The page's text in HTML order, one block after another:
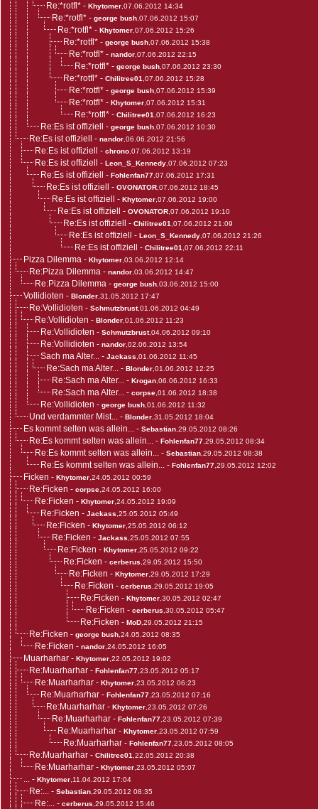
Re:*rotfl* - Khytomer ,07.06.2012 14:34
Re:*rotfl* - george bush ,07.06.2012 15:07
Re:*rotfl* - Khytomer ,07.06.2012 15:26
Re:*rotfl* - george bush ,07.06.2012 15:38
Re:*rotfl* - nandor ,07.06.2012 22:15
Re:*rotfl* - george bush ,07.06.2012 23:30
Re:*rotfl* - Chilitree01 ,07.06.2012 15:28
Re:*rotfl* - george bush ,07.06.2012 15:39
Re:*rotfl* - Khytomer ,07.06.2012 15:31
Re:*rotfl* - Chilitree01 ,07.06.2012 16:23
Re:Es ist offiziell - george bush ,07.06.2012 10:30
Re:Es ist offiziell - nandor ,06.06.2012 21:56
Re:Es ist offiziell - chrono ,07.06.2012 13:19
Re:Es ist offiziell - Leon_S_Kennedy ,07.06.2012 07:23
Re:Es ist offiziell - Fohlenfan77 ,07.06.2012 17:31
Re:Es ist offiziell - OVONATOR ,07.06.2012 18:45
Re:Es ist offiziell - Khytomer ,07.06.2012 19:00
Re:Es ist offiziell - OVONATOR ,07.06.2012 19:10
Re:Es ist offiziell - Chilitree01 ,07.06.2012 21:09
Re:Es ist offiziell - Leon_S_Kennedy ,07.06.2012 21:26
Re:Es ist offiziell - Chilitree01 ,07.06.2012 22:11
Pizza Dilemma - Khytomer ,03.06.2012 12:14
Re:Pizza Dilemma - nandor ,03.06.2012 14:47
Re:Pizza Dilemma - george bush ,03.06.2012 15:00
Vollidioten - Blonder ,31.05.2012 17:47
Re:Vollidioten - Schmutzbrust,01.06.2012 04:49
Re:Vollidioten - Blonder ,01.06.2012 11:23
Re:Vollidioten - Schmutzbrust,04.06.2012 09:10
Re:Vollidioten - nandor ,02.06.2012 13:54
Sach ma Alter... - Jackass ,01.06.2012 11:45
Re:Sach ma Alter... - Blonder ,01.06.2012 12:25
Re:Sach ma Alter... - Krogan ,06.06.2012 16:33
Re:Sach ma Alter... - corpse ,01.06.2012 18:38
Re:Vollidioten - george bush ,01.06.2012 11:32
Und verdammter Mist... - Blonder ,31.05.2012 18:04
Es kommt selten was allein... - Sebastian ,29.05.2012 08:26
Re:Es kommt selten was allein... - Fohlenfan77 ,29.05.2012 08:34
Re:Es kommt selten was allein... - Sebastian ,29.05.2012 08:38
Re:Es kommt selten was allein... - Fohlenfan77 ,29.05.2012 12:02
Ficken - Khytomer ,24.05.2012 00:59
Re:Ficken - corpse ,24.05.2012 16:00
Re:Ficken - Khytomer ,24.05.2012 19:09
Re:Ficken - Jackass ,25.05.2012 05:49
Re:Ficken - Khytomer ,25.05.2012 06:12
Re:Ficken - Jackass ,25.05.2012 07:55
Re:Ficken - Khytomer ,25.05.2012 09:22
Re:Ficken - cerberus ,29.05.2012 15:50
Re:Ficken - Khytomer ,29.05.2012 17:29
Re:Ficken - cerberus ,29.05.2012 19:05
Re:Ficken - Khytomer ,30.05.2012 02:47
Re:Ficken - cerberus ,30.05.2012 05:47
Re:Ficken - MoD ,29.05.2012 21:15
Re:Ficken - george bush ,24.05.2012 08:35
Re:Ficken - nandor ,24.05.2012 16:05
Muarharhar - Khytomer ,22.05.2012 19:02
Re:Muarharhar - Fohlenfan77 ,23.05.2012 05:17
Re:Muarharhar - Khytomer ,23.05.2012 06:23
Re:Muarharhar - Fohlenfan77 ,23.05.2012 07:16
Re:Muarharhar - Khytomer ,23.05.2012 07:26
Re:Muarharhar - Fohlenfan77 ,23.05.2012 07:39
Re:Muarharhar - Khytomer ,23.05.2012 07:59
Re:Muarharhar - Fohlenfan77 ,23.05.2012 08:05
Re:Muarharhar - Chilitree01 ,22.05.2012 20:38
Re:Muarharhar - Khytomer ,23.05.2012 05:07
... - Khytomer ,11.04.2012 17:04
Re:... - Sebastian ,29.05.2012 08:35
Re:... - cerberus ,29.05.2012 15:46